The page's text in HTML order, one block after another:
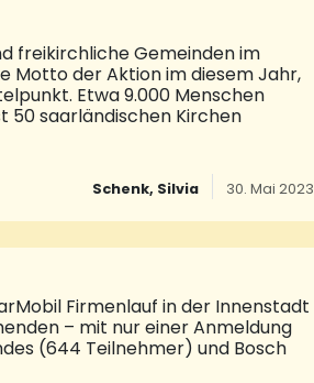
freikirchliche Gemeinden im
Motto der Aktion im diesem Jahr,
Etwa 9.000 Menschen
50 saarländischen Kirchen
sagt Rita Wild, die ihren Plan für
Dort ist knobeln und
versuchen, um gemeinsam den
ganz anderes“, erzählt
Schenk, Silvia 30. Mai 2023
Firmenlauf in der Innenstadt
– mit nur einer Anmeldung
(644 Teilnehmer) und Bosch